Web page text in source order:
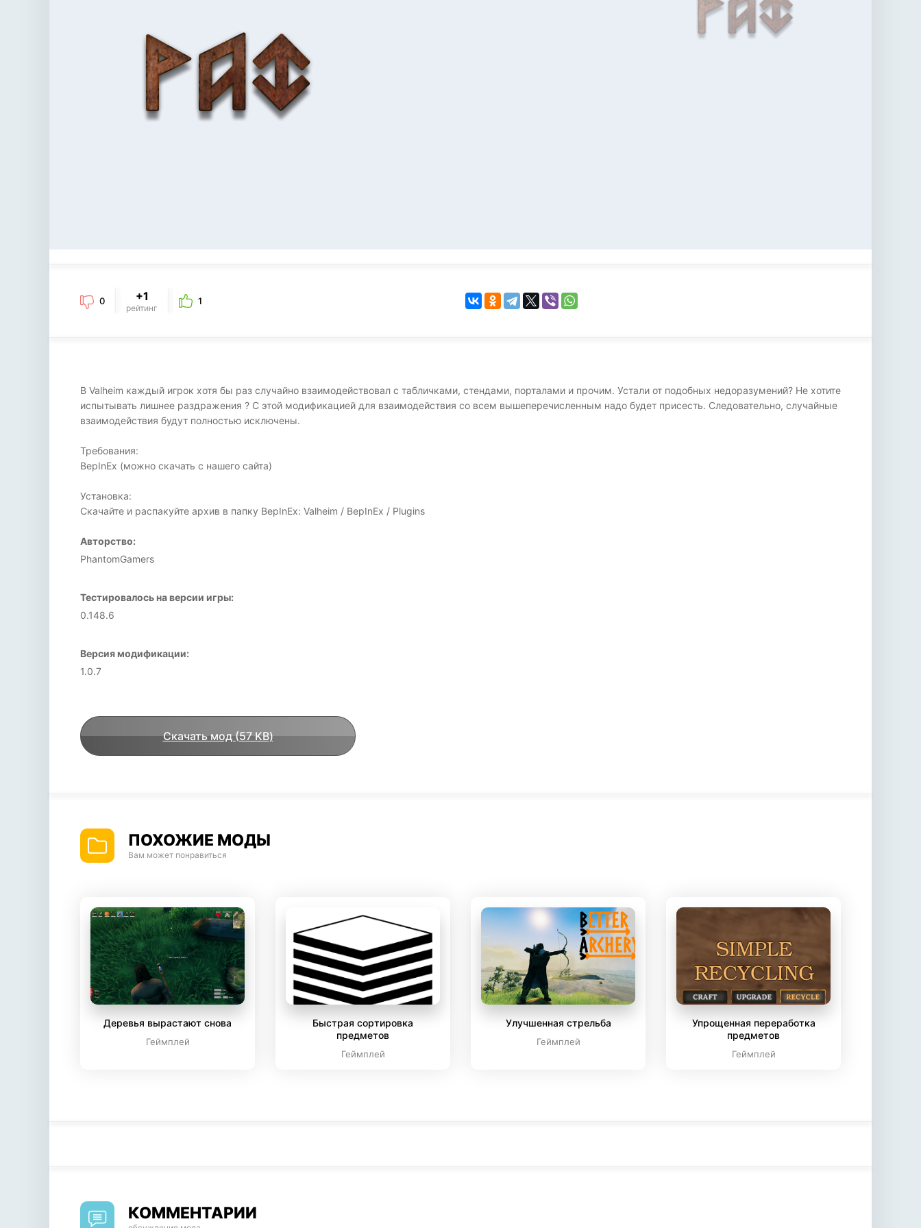
0 +1
рейтинг
1
В Valheim каждый игрок хотя бы раз случайно взаимодействовал с табличками, стендами, порталами и прочим. Устали от подобных недоразумений? Не хотите
испытывать лишнее раздражения ? С этой модификацией для взаимодействия со всем вышеперечисленным надо будет присесть. Следовательно, случайные
взаимодействия будут полностью исключены.
Требования:
BepInEx (можно скачать с нашего сайта)
Установка:
Скачайте и распакуйте архив в папку BepInEx: Valheim / BepInEx / Plugins
Авторство:
PhantomGamers
Тестировалось на версии игры:
0.148.6
Версия модификации:
1.0.7
Скачать мод (57 KB)
ПОХОЖИЕ МОДЫ
Вам может понравиться
Деревья вырастают снова
Геймплей
Быстрая сортировка
предметов
Геймплей
Улучшенная стрельба
Геймплей
Упрощенная переработка
предметов
Геймплей
КОММЕНТАРИИ